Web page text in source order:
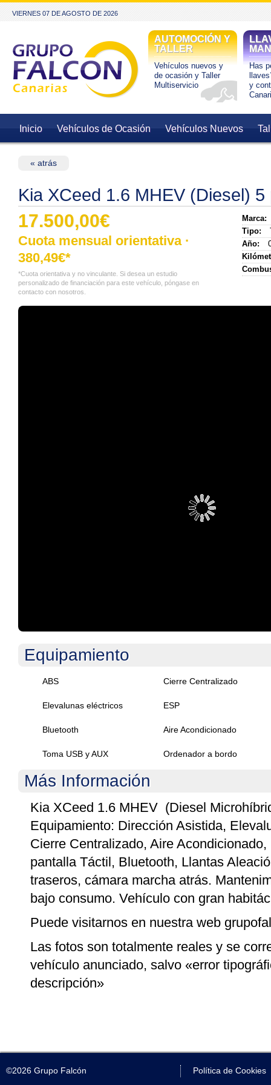
VIERNES 07 DE AGOSTO DE 2026
AUTOMOCIÓN Y
TALLER
Vehículos nuevos y
de ocasión y Taller
Multiservicio
Has
y
Inicio Vehículos de Ocasión Vehículos Nuevos
« atrás
Kia XCeed 1.6 MHEV (Diesel)
Marca:
Tipo:
Año:
17.500,00€
Cuota mensual orientativa ·
380,49€*
*Cuota orientativa y no vinculante. Si desea un estudio
personalizado de financiación para este vehículo, póngase en
contacto con nosotros.
Equipamiento
ABS Cierre Centralizado
Elevalunas eléctricos ESP
Bluetooth Aire Acondicionado
Toma USB y AUX Ordenador a bordo
Más Información
Kia XCeed 1.6 MHEV (Diesel
Equipamiento: Dirección Asistida,
Cierre Centralizado, Aire
pantalla Táctil, Bluetooth, Llantas
traseros, cámara marcha atrás.
bajo consumo. Vehículo con gran
Puede visitarnos en nuestra web
Las fotos son totalmente reales y se
vehículo anunciado, salvo «error
descripción»
©2026 Grupo Falcón Política de Cookies